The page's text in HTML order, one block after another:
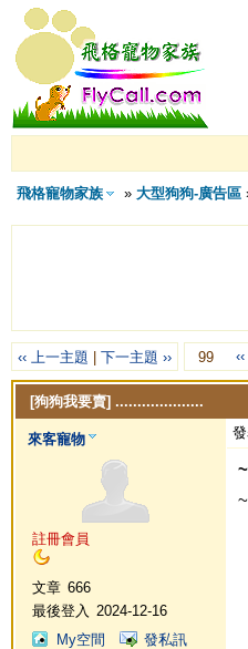
飛格寵物家族 » 大型狗狗-廣告區
‹‹ 上一主題 下一主題 ›› 99 ‹‹
[狗狗我要賣] ....................
來客寵物
註冊會員
文章 666
最後登入
2024-12-16
My空間
發私訊